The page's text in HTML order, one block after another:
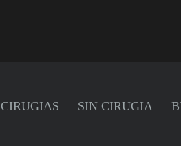
CIRUGIAS SIN CIRUGIA